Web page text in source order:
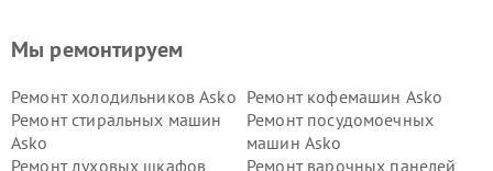
Мы ремонтируем
Ремонт холодильников Asko Ремонт кофемашин Asko
Ремонт стиральных машин
Asko
Ремонт посудомоечных
машин Asko
Ремонт духовых шкафов
Ремонт варочных панелей